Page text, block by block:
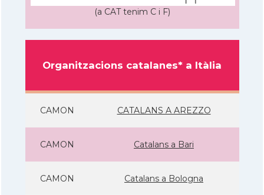
(a CAT tenim C i F)
Organitzacions catalanes* a Itàlia
CAMON CATALANS A AREZZO
CAMON Catalans a Bari
CAMON Catalans a Bologna